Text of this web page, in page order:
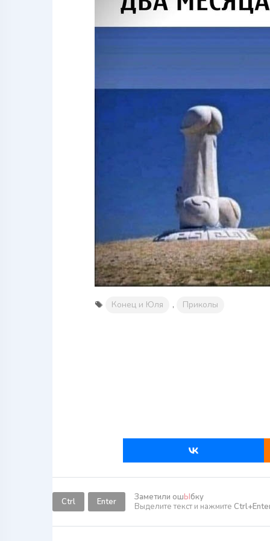
Конец и Юля , Приколы
Ctrl Enter Заметили ошЫбку
Выделите текст и нажмите